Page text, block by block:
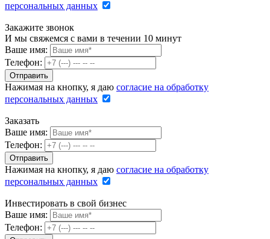
персональных данных
Закажите звонок
И мы свяжемся с вами в течении 10 минут
Ваше имя:
Телефон:
Нажимая на кнопку, я даю согласие на обработку
персональных данных
Заказать
Ваше имя:
Телефон:
Нажимая на кнопку, я даю согласие на обработку
персональных данных
Инвестировать в свой бизнес
Ваше имя:
Телефон: